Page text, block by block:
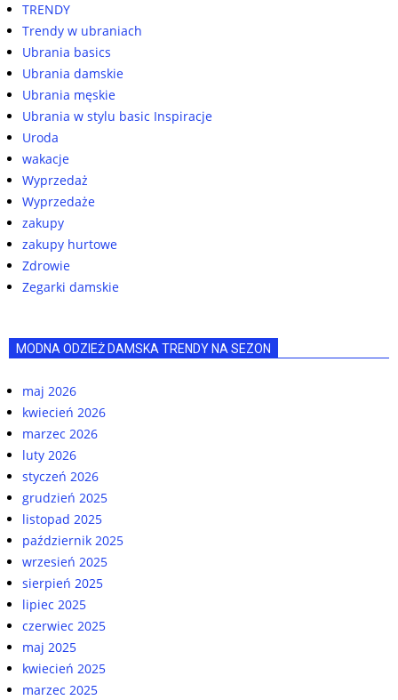
TRENDY
Trendy w ubraniach
Ubrania basics
Ubrania damskie
Ubrania męskie
Ubrania w stylu basic Inspiracje
Uroda
wakacje
Wyprzedaż
Wyprzedaże
zakupy
zakupy hurtowe
Zdrowie
Zegarki damskie
MODNA ODZIEŻ DAMSKA TRENDY NA SEZON
maj 2026
kwiecień 2026
marzec 2026
luty 2026
styczeń 2026
grudzień 2025
listopad 2025
październik 2025
wrzesień 2025
sierpień 2025
lipiec 2025
czerwiec 2025
maj 2025
kwiecień 2025
marzec 2025